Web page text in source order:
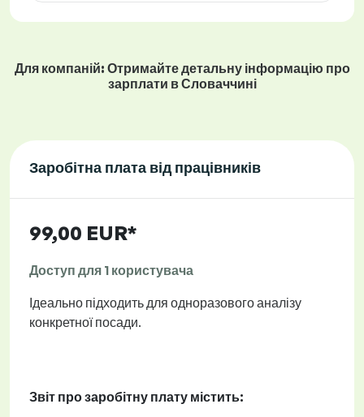
Для компаній: Отримайте детальну інформацію про
зарплати в Словаччині
Заробітна плата від працівників
99,00 EUR*
Доступ для 1 користувача
Ідеально підходить для одноразового аналізу
конкретної посади.
Звіт про заробітну плату містить: